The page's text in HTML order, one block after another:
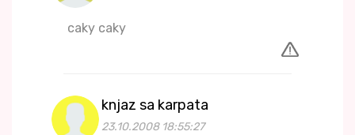
caky caky
knjaz sa karpata
23.10.2008 18:55:27